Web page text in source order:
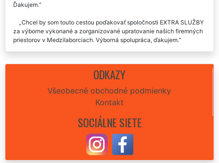
Ďakujem.
Chcel by som touto cestou poďakovať spoločnosti EXTRA SLUŽBY
za výborne vykonané a zorganizované upratovanie našich firemných
priestorov v Medzilaborciach. Výborná spolupráca, ďakujem.
niekoľko rokov u spoločnosti EXTRA UKLÍZENÍ v Medzilaborciach.
Chcel by som ich touto cestou pochváliť za ich ochotu, veľmi
ktorú nám poskytujú. Rozhodne odporúčam túto upratovaciu firmu .
ODKAZY
Všeobecné obchodné podmienky
Kontakt
SOCIÁLNE SIETE